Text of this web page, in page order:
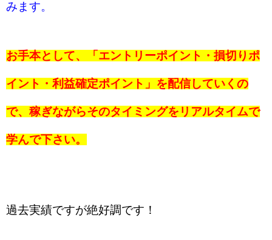
みます。
お手本として、「エントリーポイント・損切りポ
イント・利益確定ポイント」を配信していくの
で、稼ぎながらそのタイミングをリアルタイムで
学んで下さい。
過去実績ですが絶好調です！